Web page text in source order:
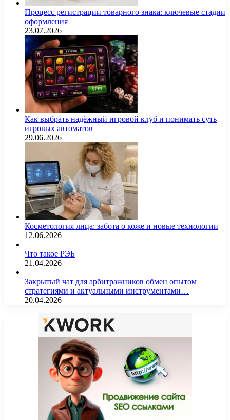
Процесс регистрации товарного знака: ключевые стадии
оформления
23.07.2026
Как выбрать надёжный игровой клуб и понимать суть
игровых автоматов
29.06.2026
Косметология лица: забота о коже и новые технологии
12.06.2026
Что такое РЭБ
21.04.2026
Закрытый чат для арбитражников обмен опытом
стратегиями и актуальными инструментами…
20.04.2026